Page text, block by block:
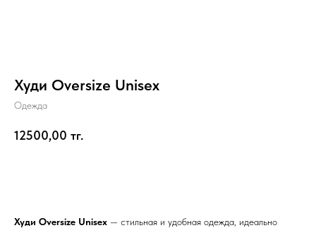
Худи Oversize Unisex
Одежда
12500,00 тг.
Худи Oversize Unisex — стильная и удобная одежда, идеально